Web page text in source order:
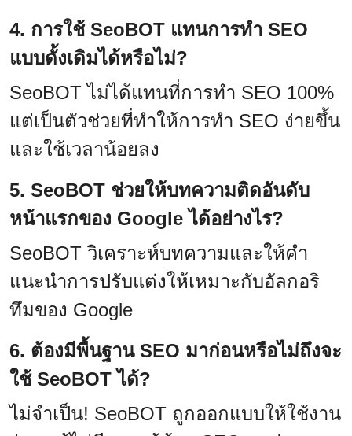
4. การใช้ SeoBOT แทนการทำ SEO
แบบดั้งเดิมได้หรือไม่?
SeoBOT ไม่ได้แทนที่การทำ SEO 100%
แต่เป็นตัวช่วยที่ทำให้การทำ SEO ง่ายขึ้น
และใช้เวลาน้อยลง
5. SeoBOT ช่วยให้บทความติดอันดับ
หน้าแรกของ Google ได้อย่างไร?
SeoBOT วิเคราะห์บทความและให้คำ
แนะนำการปรับแต่งให้เหมาะกับอัลกอริ
ทึมของ Google
6. ต้องมีพื้นฐาน SEO มาก่อนหรือไม่ถึงจะ
ใช้ SeoBOT ได้?
ไม่จำเป็น! SeoBOT ถูกออกแบบให้ใช้งาน